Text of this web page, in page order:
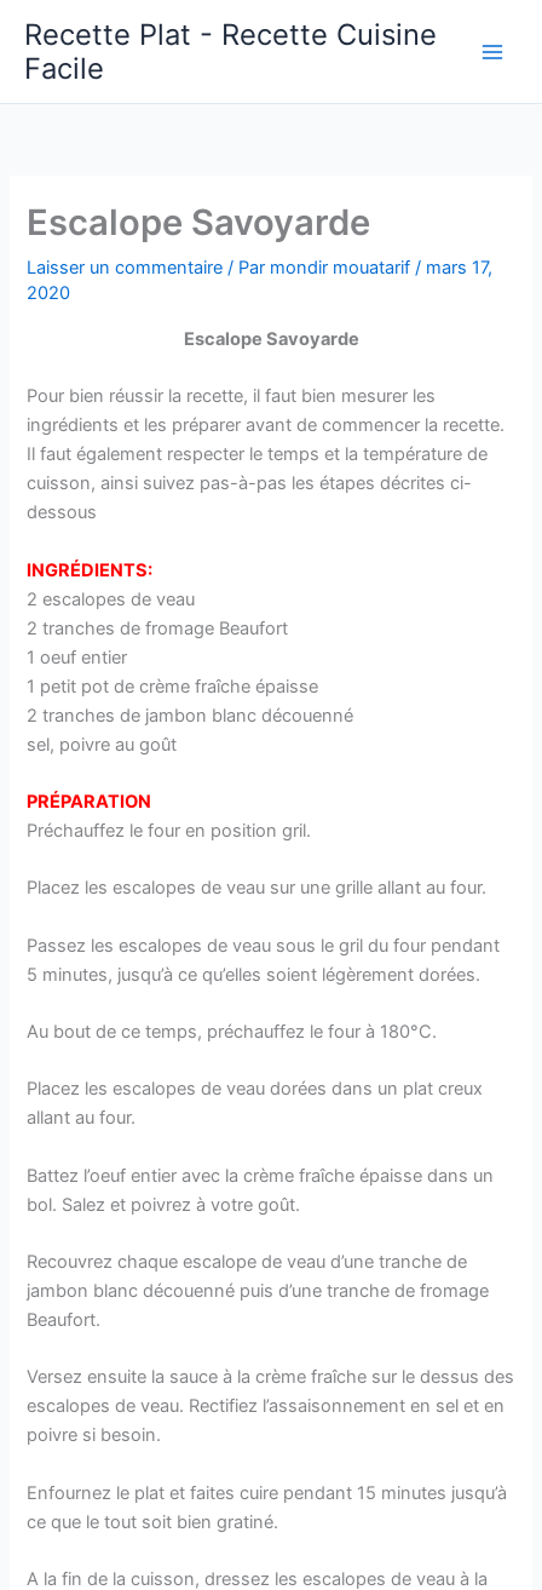
contenu
Recette Plat - Recette Cuisine
Facile
Escalope Savoyarde
Laisser un commentaire / Par mondir mouatarif/ mars 17,
2020
Escalope Savoyarde
Pour bien réussir la recette, il faut bien mesurer les
ingrédients et les préparer avant de commencer la recette.
Il faut également respecter le temps et la température de
cuisson, ainsi suivez pas-à-pas les étapes décrites ci-
dessous
INGRÉDIENTS:
2 escalopes de veau
2 tranches de fromage Beaufort
1 oeuf entier
1 petit pot de crème fraîche épaisse
2 tranches de jambon blanc découenné
sel, poivre au goût
PRÉPARATION
Préchauffez le four en position gril.
Placez les escalopes de veau sur une grille allant au four.
Passez les escalopes de veau sous le gril du four pendant
5 minutes, jusqu’à ce qu’elles soient légèrement dorées.
Au bout de ce temps, préchauffez le four à 180°C.
Placez les escalopes de veau dorées dans un plat creux
allant au four.
Battez l’oeuf entier avec la crème fraîche épaisse dans un
bol. Salez et poivrez à votre goût.
Recouvrez chaque escalope de veau d’une tranche de
jambon blanc découenné puis d’une tranche de fromage
Beaufort.
Versez ensuite la sauce à la crème fraîche sur le dessus des
escalopes de veau. Rectifiez l’assaisonnement en sel et en
poivre si besoin.
Enfournez le plat et faites cuire pendant 15 minutes jusqu’à
ce que le tout soit bien gratiné.
A la fin de la cuisson, dressez les escalopes de veau à la